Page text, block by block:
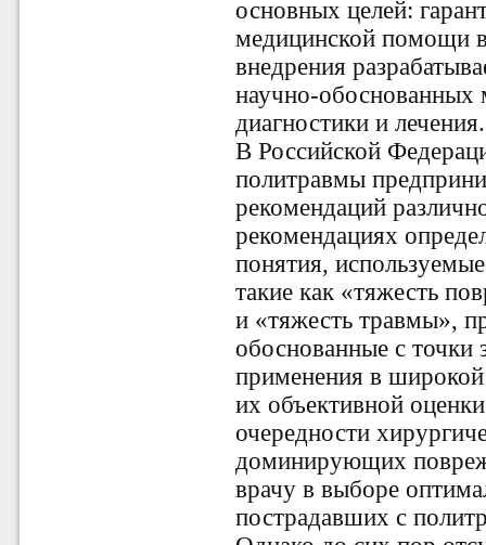
основных целей:
медицинской помощи
внедрения
научно-обоснованных
диагностики и лечения.
В Российской
политравмы
рекомендаций
рекомендациях
понятия,
такие как «тяжесть
и «тяжесть травмы»,
обоснованные с точки
применения в
их объективной
очередности
доминирующих
врачу в выборе
пострадавших с